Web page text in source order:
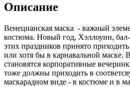
Описание
Венецианская маска - важный
костюма. Новый год, Хэллоуин,
этих праздников принято
или хотя бы в карнавальной маске.
становятся корпоративные
тоже должны приходить в
маскарадном виде - в костюме и в